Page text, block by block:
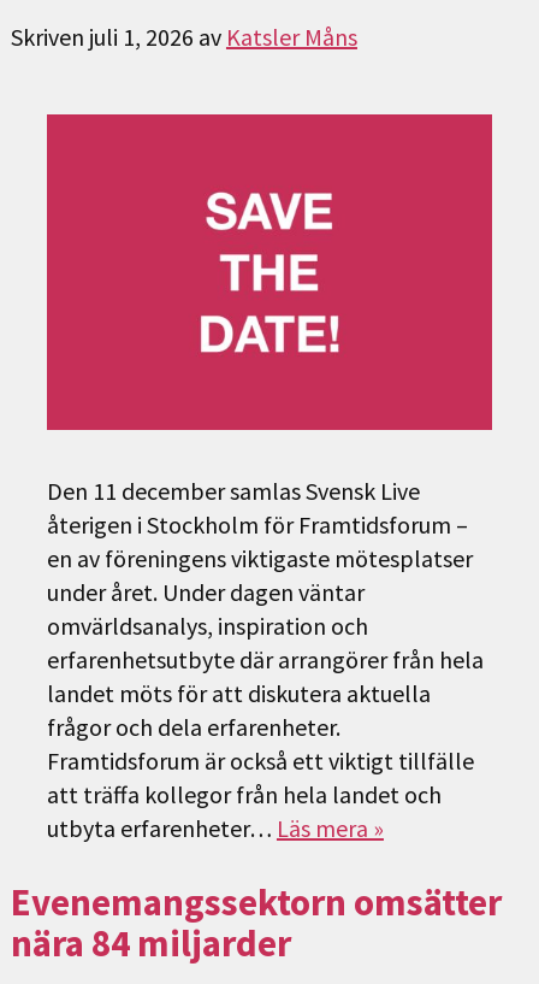
Skriven juli 1, 2026 av Katsler Måns
Den 11 december samlas Svensk Live
återigen i Stockholm för Framtidsforum –
en av föreningens viktigaste mötesplatser
under året. Under dagen väntar
omvärldsanalys, inspiration och
erfarenhetsutbyte där arrangörer från hela
landet möts för att diskutera aktuella
frågor och dela erfarenheter.
Framtidsforum är också ett viktigt tillfälle
att träffa kollegor från hela landet och
utbyta erfarenheter… Läs mera »
Evenemangssektorn omsätter
nära 84 miljarder